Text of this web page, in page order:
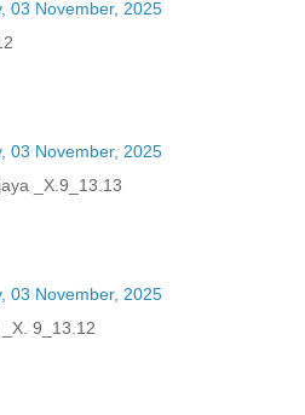
03 November, 2025
03 November, 2025
_X.9_13.13
03 November, 2025
9_13.12